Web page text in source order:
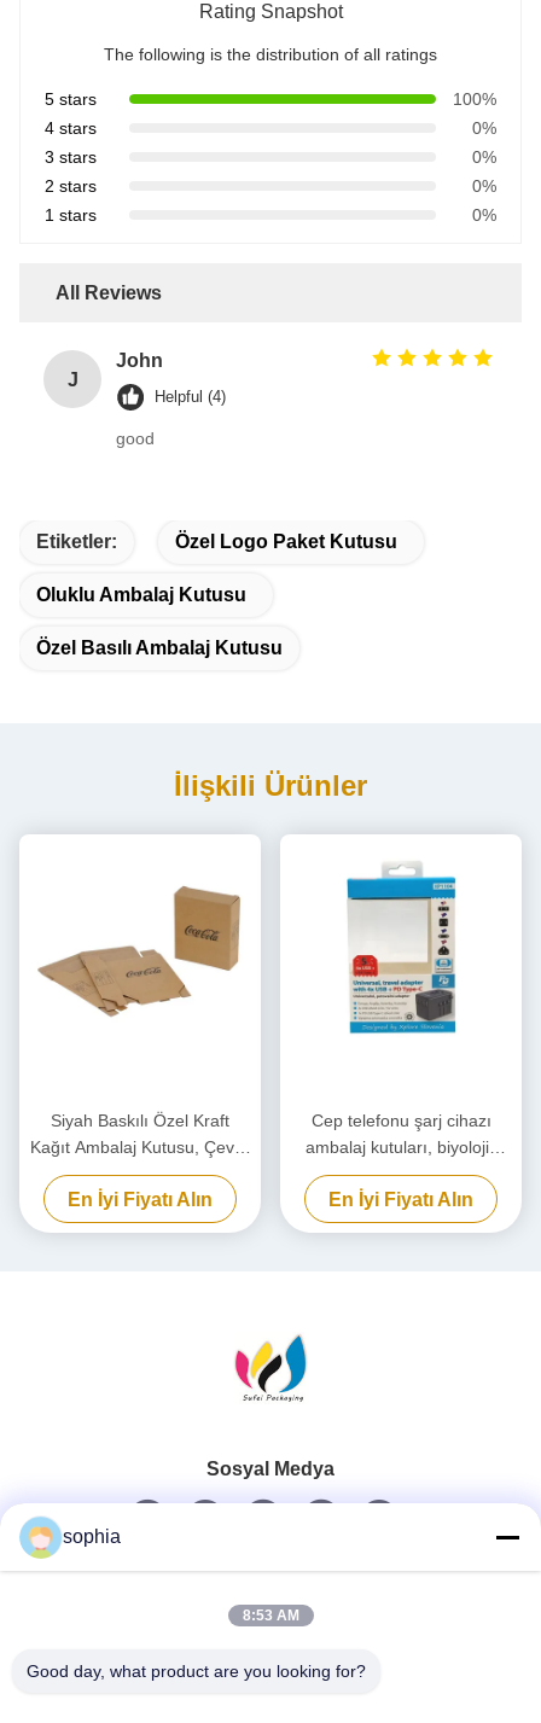
Rating Snapshot
The following is the distribution of all ratings
5 stars
100%
4 stars
0%
3 stars
0%
2 stars
0%
1 stars
0%
All Reviews
J
John
Helpful (4)
good
Etiketler: Özel Logo Paket Kutusu
Oluklu Ambalaj Kutusu
Özel Basılı Ambalaj Kutusu
İlişkili Ürünler
Siyah Baskılı Özel Kraft
Kağıt Ambalaj Kutusu, Çevre
Dostu Karton Kutu
En İyi Fiyatı Alın
Cep telefonu şarj cihazı
ambalaj kutuları, biyolojik
olarak bozulabilir güç
bankası ambalaj kutuları
özel
En İyi Fiyatı Alın
Sosyal Medya
Hızlı iletişim
sophia
8:53 AM
Good day, what product are you looking for?